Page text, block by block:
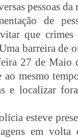
pessoas
de
que
barreira de
27 de Maio
mesmo
e localizar
esteve
em